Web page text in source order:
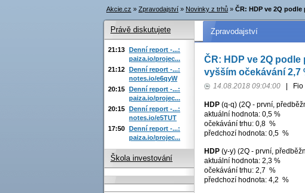
Akcie.cz » Zpravodajství » Novinky z trhů » ČR: HDP ve 2Q
Zpravodajství
ČR: HDP ve 2Q
vyšším očekávání 2,7
14.08.2018 09:04:00
HDP (q-q) (2Q - první,
aktuální hodnota: 0,5 %
očekávání trhu: 0,8 %
předchozí hodnota: 0,5 %
HDP (y-y) (2Q - první,
aktuální hodnota: 2,3 %
očekávání trhu: 2,7 %
předchozí hodnota: 4,2 %
Právě diskutujete
21:13 Denní report -...:
paiza.io/projec...
21:12 Denní report -...:
notes.io/e6qyW
20:15 Denní report -...:
paiza.io/projec...
20:15 Denní report -...:
notes.io/e5TUT
17:50 Denní report -...:
paiza.io/projec...
Škola investování